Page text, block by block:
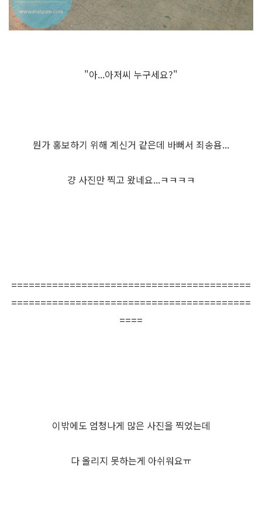
"아...아저씨 누구세요?"
뭔가 홍보하기 위해 계신거 같은데 바뻐서 죄송욤...
걍 사진만 찍고 왔네요...ㅋㅋㅋㅋ
=========================================
=========================================
====
이밖에도 엄청나게 많은 사진을 찍었는데
다 올리지 못하는게 아쉬워요ㅠ